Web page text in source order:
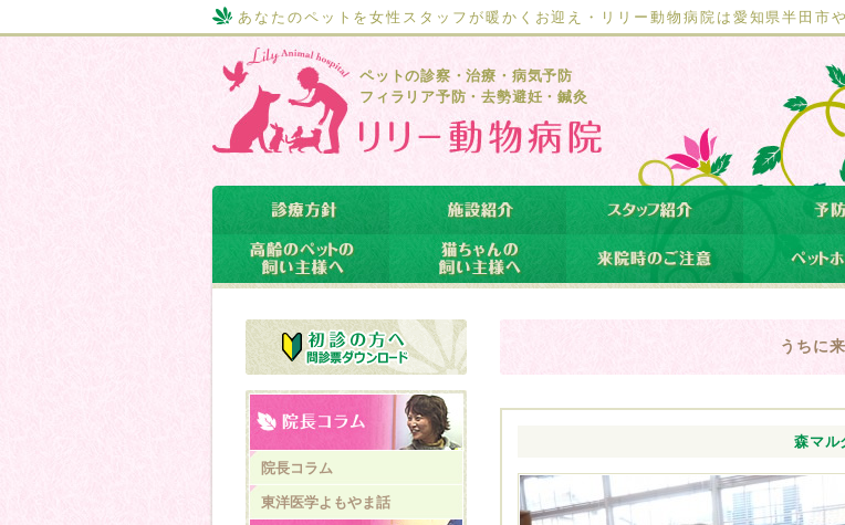
あなたのペットを女性スタッフが暖かくお迎え・リリー動物病院は愛知県半田市
ペットの診察・治療・病気予防
フィラリア予防・去勢避妊・鍼灸
うちに
森マ
院長コラム
東洋医学よもやま話